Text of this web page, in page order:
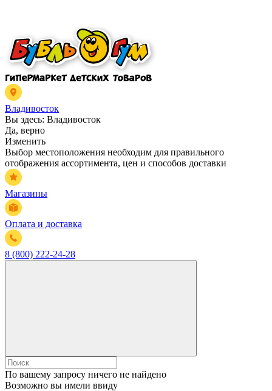
Владивосток
Вы здесь: Владивосток
Да, верно
Изменить
Выбор местоположения необходим для правильного
отображения ассортимента, цен и способов доставки
Магазины
Оплата и доставка
8 (800) 222-24-28
По вашему запросу ничего не найдено
Возможно вы имели ввиду